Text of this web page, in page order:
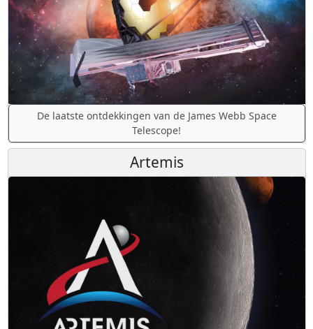
De laatste ontdekkingen van de James Webb Space
Telescope!
Artemis